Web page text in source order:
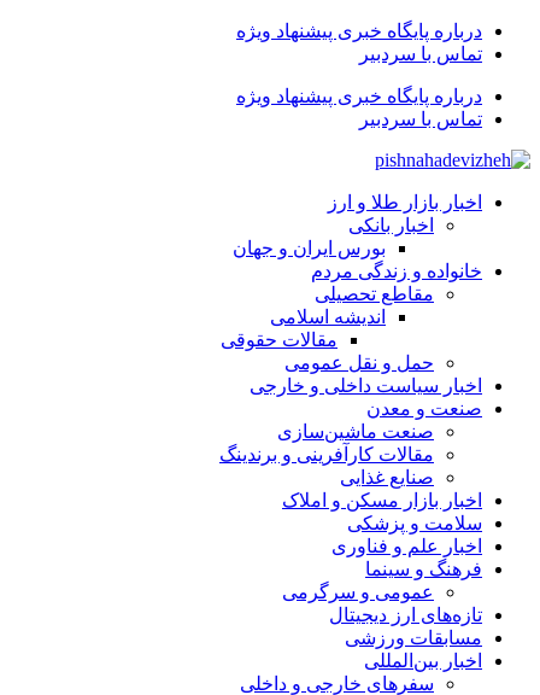
درباره پایگاه خبری پیشنهاد ویژه
تماس با سردبیر
درباره پایگاه خبری پیشنهاد ویژه
تماس با سردبیر
اخبار بازار طلا و ارز
اخبار بانکی
بورس ایران و جهان
خانواده و زندگی مردم
مقاطع تحصیلی
اندیشه اسلامی
مقالات حقوقی
حمل و نقل عمومی
اخبار سیاست داخلی و خارجی
صنعت و معدن
صنعت ماشین‌سازی
مقالات کارآفرینی و برندینگ
صنایع غذایی
اخبار بازار مسکن و املاک
سلامت و پزشکی
اخبار علم و فناوری
فرهنگ و سینما
عمومی و سرگرمی
تازه‌های ارز دیجیتال
مسابقات ورزشی
اخبار بین‌المللی
سفرهای خارجی و داخلی